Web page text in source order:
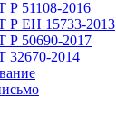
Р 51108-2016
Р ЕН 15733-2013
Р 50690-2017
32670-2014